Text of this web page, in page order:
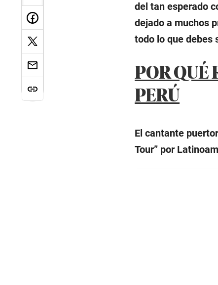
del tan esperado
dejado a muchos
todo lo que debes
POR QUÉ
PERÚ
El cantante
Tour” por